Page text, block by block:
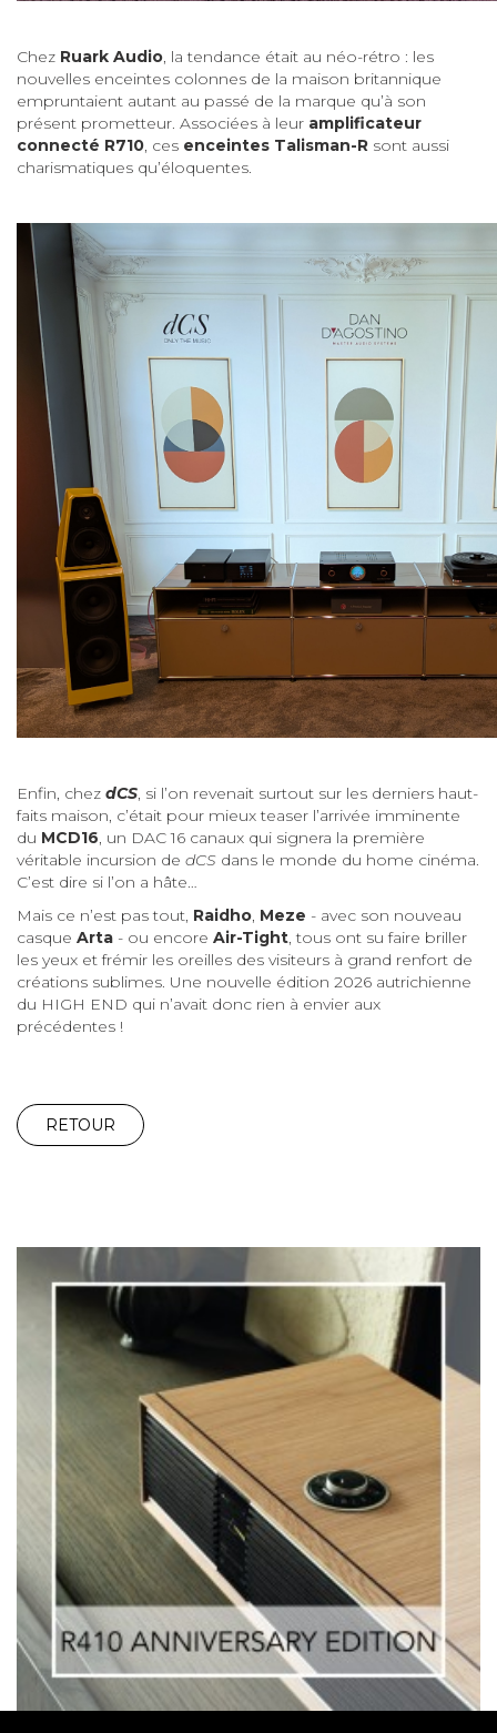
Chez Ruark Audio, la tendance était au néo-rétro : les
nouvelles enceintes colonnes de la maison britannique
empruntaient autant au passé de la marque qu’à son
présent prometteur. Associées à leur amplificateur
connecté R710, ces enceintes Talisman-R sont aussi
charismatiques qu’éloquentes.
Enfin, chez dCS , si l’on revenait surtout sur les derniers haut-
faits maison, c’était pour mieux teaser l’arrivée imminente
du MCD16 , un DAC 16 canaux qui signera la première
véritable incursion de dCS dans le monde du home cinéma.
C’est dire si l’on a hâte…
Mais ce n’est pas tout, Raidho Meze - avec son nouveau
casque Arta - ou encore Air-Tight , tous ont su faire briller
les yeux et frémir les oreilles des visiteurs à grand renfort de
créations sublimes. Une nouvelle édition 2026 autrichienne
du HIGH END qui n’avait donc rien à envier aux
précédentes !
RETOUR